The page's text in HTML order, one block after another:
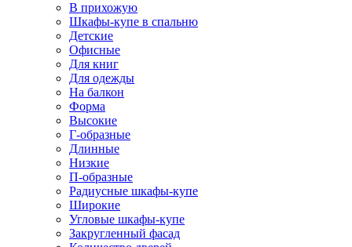
В прихожую
Шкафы-купе в спальню
Детские
Офисные
Для книг
Для одежды
На балкон
Форма
Высокие
Г-образные
Длинные
Низкие
П-образные
Радиусные шкафы-купе
Широкие
Угловые шкафы-купе
Закругленный фасад